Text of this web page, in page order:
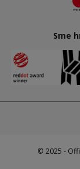
Sme
© 2025 -